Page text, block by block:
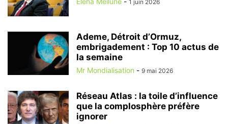
1 juin 2026
Ademe, Détroit d’Ormuz,
embrigadement : Top 10 actus de
la semaine
Mr Mondialisation - 9 mai 2026
Réseau Atlas : la toile d’influence
que la complosphère préfère
ignorer